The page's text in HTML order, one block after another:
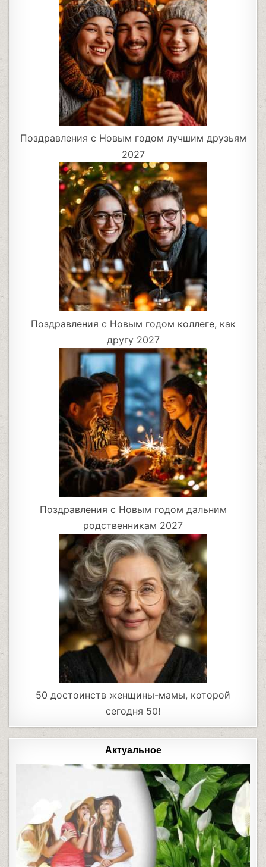
Поздравления с Новым годом лучшим друзьям
2027
Поздравления с Новым годом коллеге, как
другу 2027
Поздравления с Новым годом дальним
родственникам 2027
50 достоинств женщины-мамы, которой
сегодня 50!
Актуальное